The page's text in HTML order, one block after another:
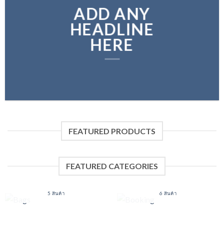
ADD ANY
HEADLINE
HERE
FEATURED PRODUCTS
FEATURED CATEGORIES
5 สินค้า 6 สินค้า